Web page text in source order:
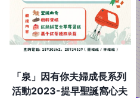
「泉」因有你夫婦成長系列
活動2023-提早聖誕窩心夫